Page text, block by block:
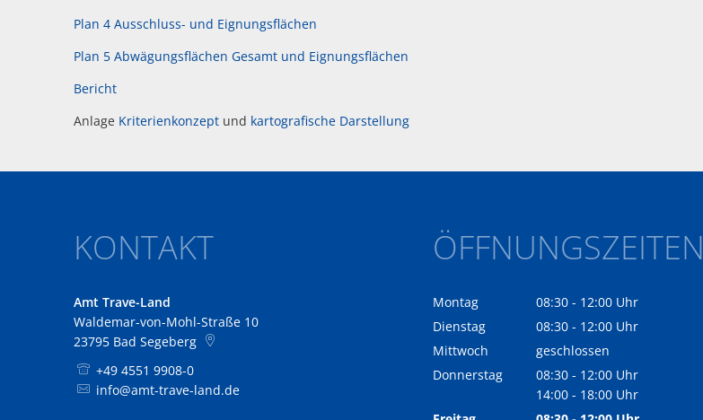
Plan 4 Ausschluss- und Eignungsflächen
Plan 5 Abwägungsflächen Gesamt und Eignungsflächen
Bericht
Anlage Kriterienkonzept und kartografische Darstellung
KONTAKT
Amt Trave-Land
Waldemar-von-Mohl-Straße 10
23795 Bad Segeberg
+49 4551 9908-0
info@amt-trave-land.de
ÖFFNUNGSZEITEN
Montag 08:30 - 12:00 Uhr
Von 08:30 bis 12:00 Uhr
Dienstag 08:30 - 12:00 Uhr
Von 08:30 bis 12:00 Uhr
Mittwoch
geschlossen
Donnerstag
08:30 - 12:00 Uhr
Von 08:30 bis 12:00 Uhr
14:00 - 18:00 Uhr
Von 14:00 bis 18:00 Uhr